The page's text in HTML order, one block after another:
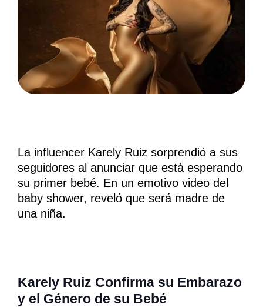
La influencer Karely Ruiz sorprendió a sus
seguidores al anunciar que está esperando
su primer bebé. En un emotivo video del
baby shower, reveló que será madre de
una niña.
Karely Ruiz Confirma su Embarazo
y el Género de su Bebé